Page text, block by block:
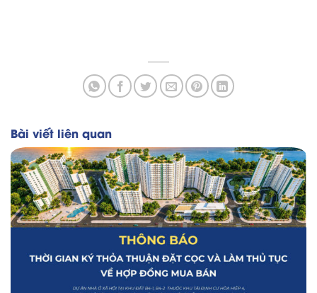
Bài viết liên quan